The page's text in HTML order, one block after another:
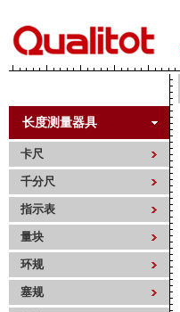
长度测量器具
卡尺
千分尺
指示表
量块
环规
塞规